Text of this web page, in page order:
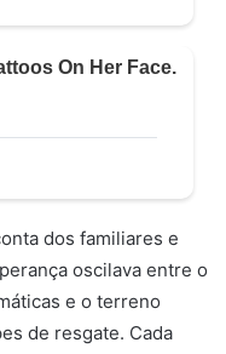
dos familiares e
oscilava entre o
e o terreno
de resgate. Cada